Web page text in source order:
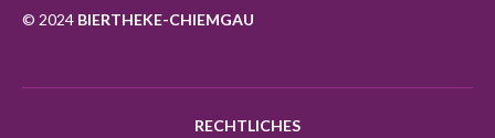
k
a
m
p
© 2024 BIERTHEKE-CHIEMGAU
RECHTLICHES